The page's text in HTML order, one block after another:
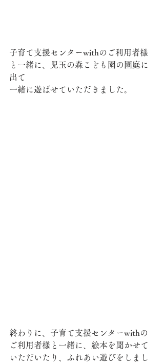
子育て支援センターwithのご利用者様
と一緒に、児玉の森こども園の園庭に
出て
一緒に遊ばせていただきました。
終わりに、子育て支援センターwithの
ご利用者様と一緒に、絵本を聞かせて
いただいたり、ふれあい遊びをしまし